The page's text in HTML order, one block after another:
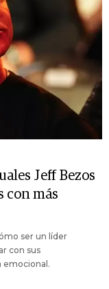
Jeff Bezos
con más
ser un líder
con sus
emocional.